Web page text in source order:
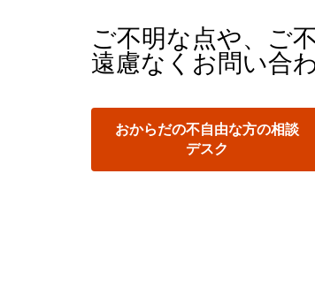
ご不明な点や、ご
遠慮なくお問い合
おからだの不自由な方の相談
デスク